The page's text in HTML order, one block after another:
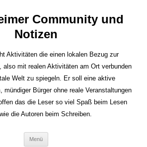
Community und
Notizen
Aktivitäten die einen lokalen Bezug zur
also mit realen Aktivitäten am Ort verbunden
Welt zu spiegeln. Er soll eine aktive
mündiger Bürger ohne reale Veranstaltungen
das die Leser so viel Spaß beim Lesen
die Autoren beim Schreiben.
Menü